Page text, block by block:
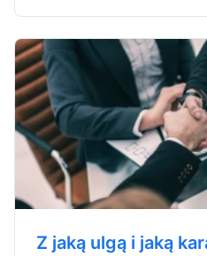
Z jaką ulgą i jaką